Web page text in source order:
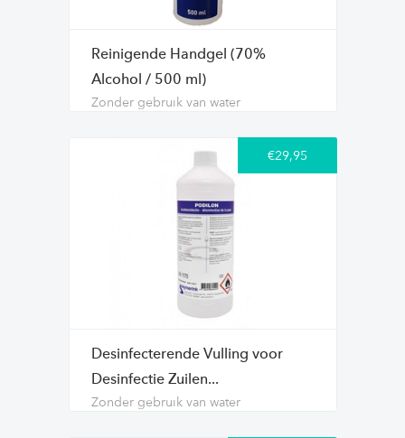
Reinigende Handgel (70%
Alcohol / 500 ml)
Zonder gebruik van water
€29,95
Desinfecterende Vulling voor
Desinfectie Zuilen...
Zonder gebruik van water